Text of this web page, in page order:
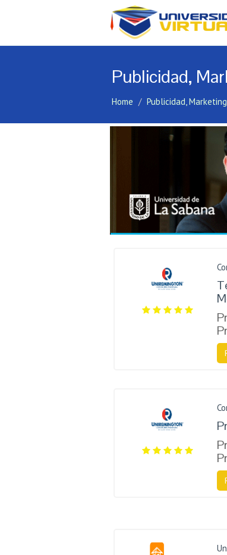
Publicidad,
Home Publicidad, Marketing